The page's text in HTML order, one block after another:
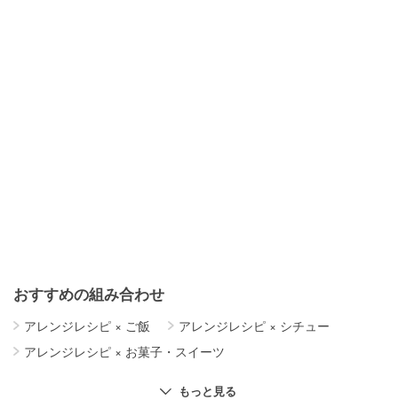
おすすめの組み合わせ
アレンジレシピ × ご飯 アレンジレシピ × シチュー
アレンジレシピ × お菓子・スイーツ
もっと見る